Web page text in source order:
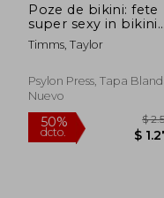
40%
Poze de bikini: fete
super sexy in bikini
brazilieni, cu string,
albi, rosi, maro,
transparenti si
alte stiluri si mo
Timms, Taylor
Psylon Press, Tapa
Nuevo